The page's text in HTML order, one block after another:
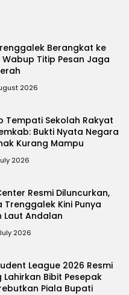
Berangkat ke
Titip Pesan Jaga
2026
Tempati Sekolah Rakyat
Bukti Nyata Negara
Kurang Mampu
2026
Resmi Diluncurkan,
Trenggalek Kini Punya
Laut Andalan
2026
League 2026 Resmi
Lahirkan Bibit Pesepak
Piala Bupati